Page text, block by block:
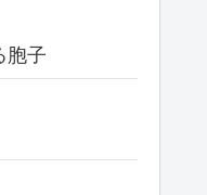
胞子